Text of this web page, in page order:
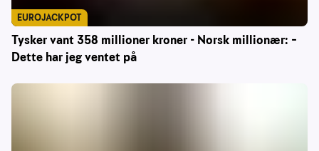
Tysker vant 358 millioner kroner - Norsk millionær: –
Dette har jeg ventet på
EUROJACKPOT